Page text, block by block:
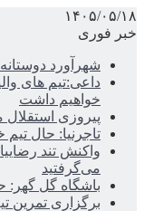
۱۴۰۵/۰۵/۱۸
خبر فوری
شهرآورد
داعی:تیم های
خواهیم داشت
پیروزی استقلال
تاجرنیا: حال
واکنش تند
می‌گرفتید
باشگاه گل گهر:
برگزاری تمرین